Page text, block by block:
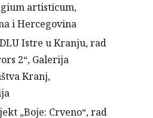
artisticum,
i Hercegovina
Istre u Kranju, rad
2“, Galerija
Kranj,
„Boje: Crveno“, rad